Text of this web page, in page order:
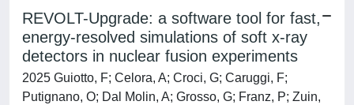
REVOLT-Upgrade: a software tool for fast,
energy-resolved simulations of soft x-ray
detectors in nuclear fusion experiments
2025 Guiotto, F; Celora, A; Croci, G; Caruggi, F;
Putignano, O; Dal Molin, A; Grosso, G; Franz, P; Zuin,